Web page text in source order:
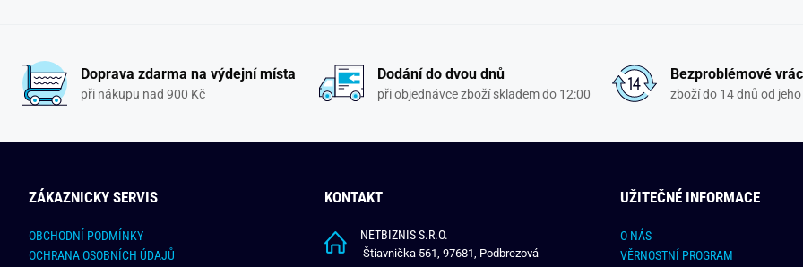
Doprava zdarma na výdejní místa
při nákupu nad 900 Kč
Dodání do dvou dnů
při objednávce zboží skladem do 12:00
Bezproblémové
zboží do 14 dnů od
ZÁKAZNICKY SERVIS
OBCHODNÍ PODMÍNKY
OCHRANA OSOBNÍCH ÚDAJŮ
KONTAKT
NETBIZNIS S.R.O.
Štiavnička 561, 97681, Podbrezová
UŽITEČNÉ INFORMACE
O NÁS
VĚRNOSTNÍ PROGRAM